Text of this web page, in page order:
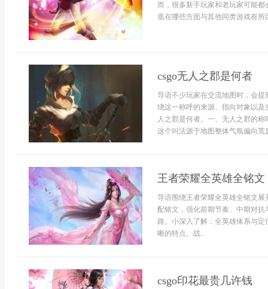
而，很多新手玩家和老玩家可能
底在哪些方面与其他同类游戏有
csgo无人之郡是何者
导语不少玩家在交流地图时，会
绕这一称呼的来源、指向对象以
人之郡是何者。一、无人之郡的
这个叫法源于地图整体气氛偏向
王者荣耀全英雄全铭文
导语围绕王者荣耀全英雄全铭文
配铭文，强化前期节奏、中期对
路。小深入了解：全英雄体系与
晰的特点。战...
csgo印花最贵几许钱